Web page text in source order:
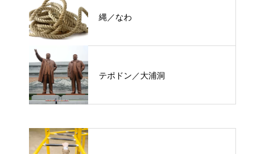
縄／なわ
テポドン／大浦洞